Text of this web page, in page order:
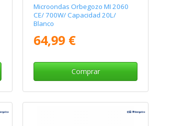
Microondas Orbegozo MI 2060
CE/ 700W/ Capacidad 20L/
Blanco
64,99 €
Comprar